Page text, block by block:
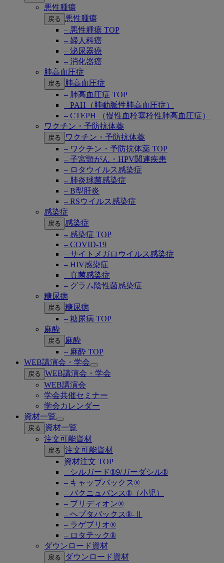
悪性腫瘍
戻る
悪性腫瘍
– 悪性腫瘍 TOP
– 婦人科癌
– 泌尿器癌
– 消化器癌
肺高血圧症
戻る
肺高血圧症
– 肺高血圧症 TOP
– PAH（肺動脈性肺高血圧症）
– CTEPH （慢性血栓塞栓性肺高血圧症）
ワクチン・予防抗体薬
戻る
ワクチン・予防抗体薬
– ワクチン・予防抗体薬 TOP
– 子宮頸がん・HPV関連疾患
– ロタウイルス感染症
– 肺炎球菌感染症
– B型肝炎
– RSウイルス感染症
感染症
戻る
感染症
– 感染症 TOP
– COVID-19
– サイトメガロウイルス感染症
– HIV感染症
– 真菌感染症
– グラム陰性菌感染症
糖尿病
戻る 糖尿病
– 糖尿病 TOP
麻酔
戻る
麻酔
– 麻酔 TOP
WEB講演会・学会
Open
submenu
戻る WEB講演会・学会
WEB講演会
学会共催セミナー
学会カレンダー
資材一覧
Open
submenu
戻る
資材一覧
注文可能資材
戻る 注文可能資材
資材注文 TOP
– シルガード®9/ガーダシル®
– キャップバックス®
– バクニュバンス®（小児）
– ブリディオン®
– ヘプタバックス®-Ⅱ
– ラゲブリオ®
– ロタテック®
ダウンロード資材
戻る ダウンロード資材